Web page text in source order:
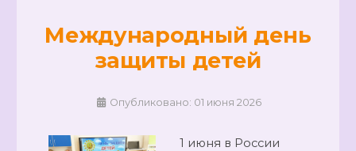
Международный день
защиты детей
Опубликовано: 01 июня 2026
1 июня в России